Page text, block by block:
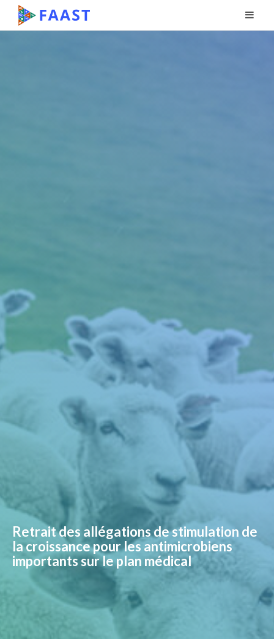
Retrait des allégations de stimulation de
la croissance pour les antimicrobiens
importants sur le plan médical